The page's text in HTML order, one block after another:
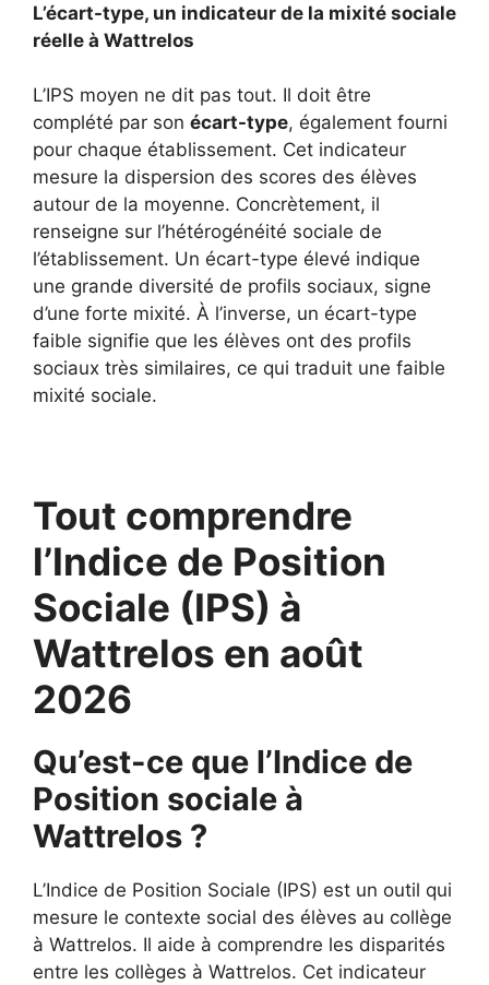
L’écart-type, un indicateur de la mixité sociale
réelle à Wattrelos
L’IPS moyen ne dit pas tout. Il doit être
complété par son écart-type, également fourni
pour chaque établissement. Cet indicateur
mesure la dispersion des scores des élèves
autour de la moyenne. Concrètement, il
renseigne sur l’hétérogénéité sociale de
l’établissement. Un écart-type élevé indique
une grande diversité de profils sociaux, signe
d’une forte mixité. À l’inverse, un écart-type
faible signifie que les élèves ont des profils
sociaux très similaires, ce qui traduit une faible
mixité sociale.
Tout comprendre
l’Indice de Position
Sociale (IPS) à
Wattrelos en août
2026
Qu’est-ce que l’Indice de
Position sociale à
Wattrelos ?
L’Indice de Position Sociale (IPS) est un outil qui
mesure le contexte social des élèves au collège
à Wattrelos. Il aide à comprendre les disparités
entre les collèges à Wattrelos. Cet indicateur